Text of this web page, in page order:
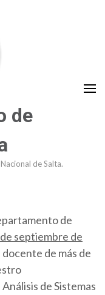
de
de Salta.
de
septiembre de
de más de
de Sistemas